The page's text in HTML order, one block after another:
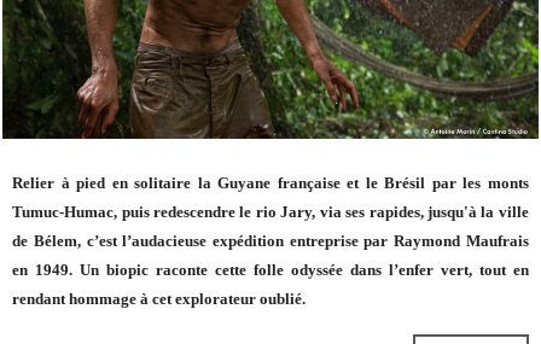
Relier à pied en solitaire la Guyane française et le Brésil par les monts
Tumuc-Humac, puis redescendre le rio Jary, via ses rapides, jusqu'à la ville
de Bélem, c’est l’audacieuse expédition entreprise par Raymond Maufrais
en 1949. Un biopic raconte cette folle odyssée dans l’enfer vert, tout en
rendant hommage à cet explorateur oublié.